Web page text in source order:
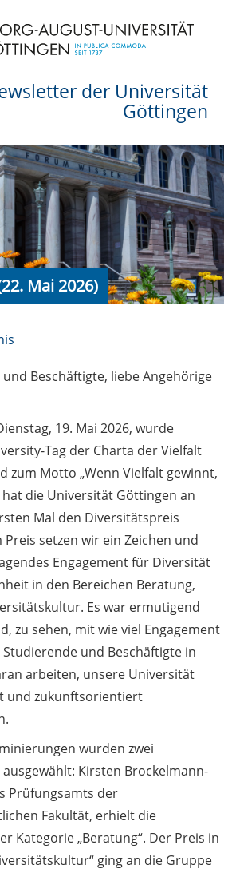
der Universität
Göttingen
Mai 2026)
(in
/
am
Beschäftigte, liebe Angehörige
19. Mai 2026, wurde
Tag der Charta der Vielfalt
zum Motto „Wenn Vielfalt gewinnt,
hat die Universität Göttingen an
Mal den Diversitätspreis
setzen wir ein Zeichen und
Engagement für Diversität
in den Bereichen Beratung,
Es war ermutigend
zu sehen, mit wie viel Engagement
und Beschäftigte in
arbeiten, unsere Universität
und zukunftsorientiert
wurden zwei
Kirsten Brockelmann-
Prüfungsamts der
Fakultät, erhielt die
Kategorie „Beratung“. Der Preis in
ging an die Gruppe